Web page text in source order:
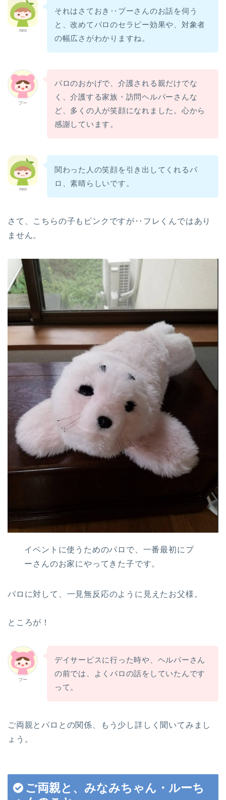
neo
それはさておき‥プーさんのお話を伺う
と、改めてパロのセラピー効果や、対象者
の幅広さがわかりますね。
プー
パロのおかげで、介護される親だけでな
く、介護する家族・訪問ヘルパーさんな
ど、多くの人が笑顔になれました。心から
感謝しています。
neo
関わった人の笑顔を引き出してくれるパ
ロ、素晴らしいです。
さて、こちらの子もピンクですが‥フレくんではあり
ません。
イベントに使うためのパロで、一番最初にプ
ーさんのお家にやってきた子です。
パロに対して、一見無反応のように見えたお父様。
ところが！
プー
デイサービスに行った時や、ヘルパーさん
の前では、よくパロの話をしていたんです
って。
ご両親とパロとの関係、もう少し詳しく聞いてみまし
ょう。
ご両親と、みなみちゃん・ルーち